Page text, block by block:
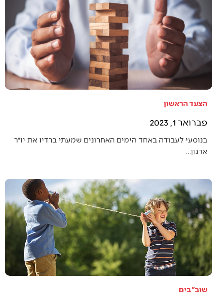
הצעד הראשון
פברואר 1, 2023
בנוסעי לעבודה באחד הימים האחרונים שמעתי ברדיו את יו״ר
ארגון…
שוב"בים